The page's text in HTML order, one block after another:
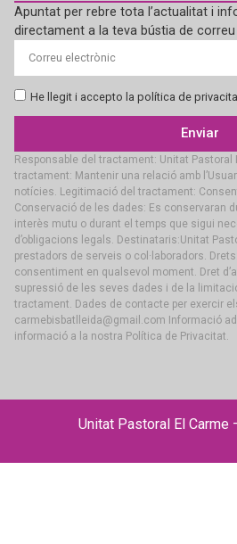
Apuntat per rebre tota l’actualitat i
directament a la teva bústia de
He llegit i accepto la política de
Enviar
Responsable del tractament: Unitat Pastoral
tractament: Mantenir una relació amb
notícies. Legitimació del tractament:
Conservació de les dades: Es conservaran
interès mutu o durant el temps que sigui
d’obligacions legals. Destinataris:Unitat
prestadors de serveis o col·laboradors.
consentiment en qualsevol moment. Dret
supressió de les seves dades i de la
tractament. Dades de contacte per exercir
carmebisbatlleida@gmail.com Informació
informació a la nostra Política de Privacitat.
Unitat Pastoral El Carme